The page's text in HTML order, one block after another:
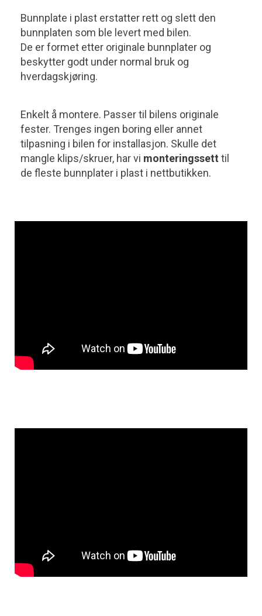
Bunnplate i plast erstatter rett og slett den
bunnplaten som ble levert med bilen.
De er formet etter originale bunnplater og
beskytter godt under normal bruk og
hverdagskjøring.
Enkelt å montere. Passer til bilens originale
fester. Trenges ingen boring eller annet
tilpasning i bilen for installasjon. Skulle det
mangle klips/skruer, har vi monteringssett til
de fleste bunnplater i plast i nettbutikken.